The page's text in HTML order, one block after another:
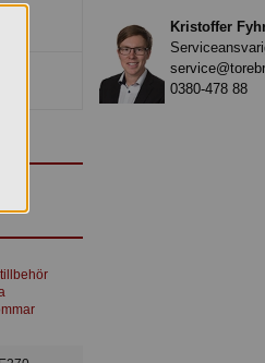
Kristoffer
0380-478 88